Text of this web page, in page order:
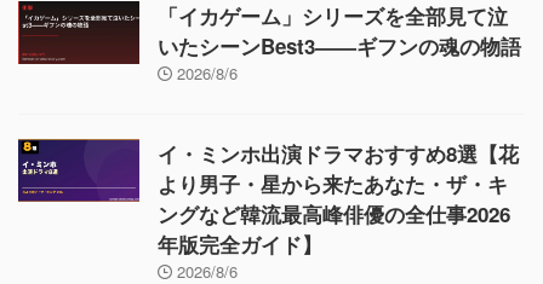
「イカゲーム」シリーズを全部見て泣
いたシーンBest3——ギフンの魂の物語
2026/8/6
イ・ミンホ出演ドラマおすすめ8選【花
より男子・星から来たあなた・ザ・キ
ングなど韓流最高峰俳優の全仕事2026
年版完全ガイド】
2026/8/6